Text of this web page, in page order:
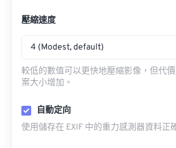
壓縮速度
4 (Modest, default)
較低的數值可以更快地壓縮影像，但代
案大小增加。
自動定向
使用儲存在 EXIF 中的重力感測器資料正